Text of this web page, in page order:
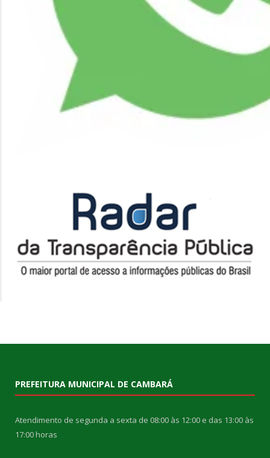
PREFEITURA MUNICIPAL DE CAMBARÁ
Atendimento de segunda a sexta de 08:00 às 12:00 e das 13:00 às
17:00 horas